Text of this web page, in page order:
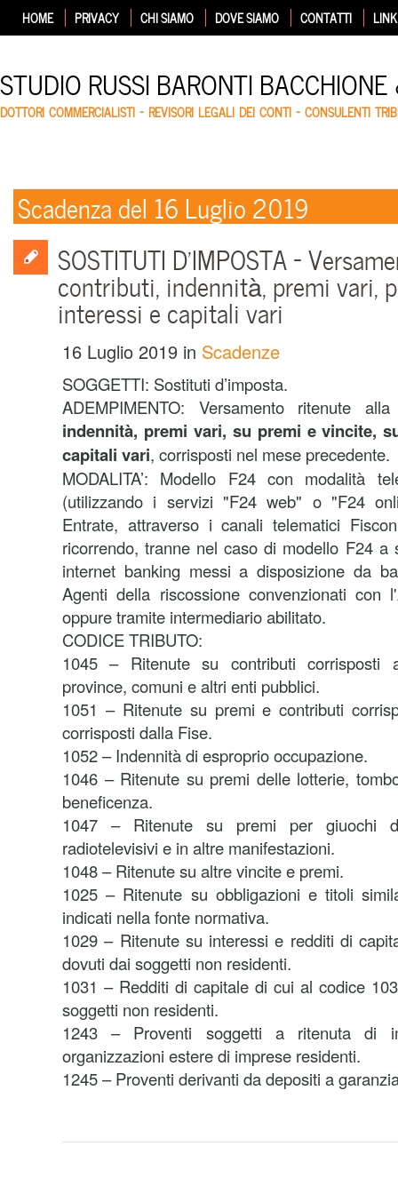
HOME PRIVACY CHI SIAMO DOVE SIAMO CONTATTI LINK
STUDIO RUSSI BARONTI
DOTTORI COMMERCIALISTI – REVISORI LEGALI DEI CONTI – CONSULENTI
Scadenza del 16 Luglio 2019
SOSTITUTI D’IMPOSTA –
contributi, indennità, premi vari,
interessi e capitali vari
16 Luglio 2019 in Scadenze
SOGGETTI: Sostituti d’imposta.
ADEMPIMENTO: Versamento ritenute
indennità, premi vari, su premi e vincite,
capitali vari, corrisposti nel mese precedente.
MODALITA’: Modello F24 con modalità
(utilizzando i servizi "F24 web" o "F24
Entrate, attraverso i canali telematici
ricorrendo, tranne nel caso di modello F24
internet banking messi a disposizione da
Agenti della riscossione convenzionati con
oppure tramite intermediario abilitato.
CODICE TRIBUTO:
1045 – Ritenute su contributi corrisposti
province, comuni e altri enti pubblici.
1051 – Ritenute su premi e contributi
corrisposti dalla Fise.
1052 – Indennità di esproprio occupazione.
1046 – Ritenute su premi delle lotterie,
beneficenza.
1047 – Ritenute su premi per giuochi
radiotelevisivi e in altre manifestazioni.
1048 – Ritenute su altre vincite e premi.
1025 – Ritenute su obbligazioni e titoli
indicati nella fonte normativa.
1029 – Ritenute su interessi e redditi di
dovuti dai soggetti non residenti.
1031 – Redditi di capitale di cui al codice
soggetti non residenti.
1243 – Proventi soggetti a ritenuta di
organizzazioni estere di imprese residenti.
1245 – Proventi derivanti da depositi a